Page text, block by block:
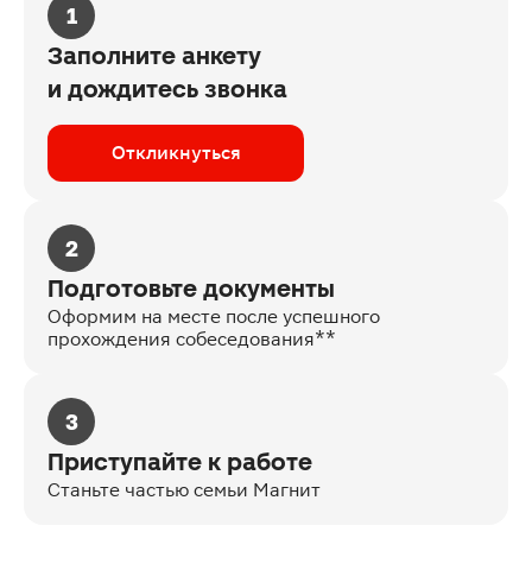
1
Заполните анкету
и дождитесь звонка
Откликнуться
2
Подготовьте документы
Оформим на месте после успешного
прохождения собеседования**
3
Приступайте к работе
Станьте частью семьи Магнит